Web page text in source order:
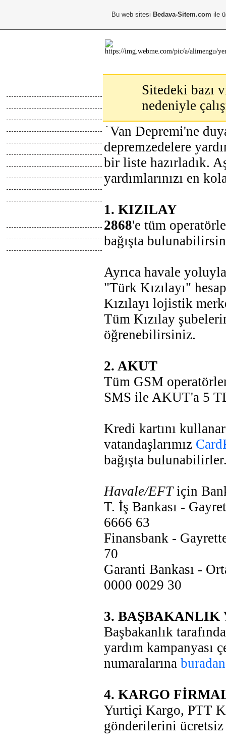
Sitedeki bazı
nedeniyle
Van Depremi'ne
depremzedelere
bir liste hazırladık.
yardımlarınızı en
1. KIZILAY
2868'e tüm
bağışta
Ayrıca havale
"Türk Kızılayı"
Kızılayı lojistik
Tüm Kızılay
öğrenebilirsiniz.
2. AKUT
Tüm GSM
SMS ile AKUT'a 5
Kredi kartını
vatandaşlarımız
bağışta
Havale/EFTiçin
T. İş Bankası -
6666 63
Finansbank -
70
Garanti Bankası -
0000 0029 30
3. BAŞBAKANLIK
Başbakanlık
yardım kampanyası
numaralarına buradan
4. KARGO
Yurtiçi Kargo, PTT
gönderilerini ücretsiz
Bu web sitesi Bedava-Sitem.com ile